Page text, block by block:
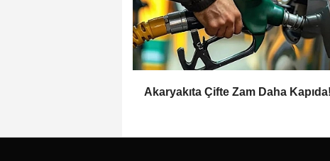
Akaryakıta Çifte Zam Daha Kapıda!